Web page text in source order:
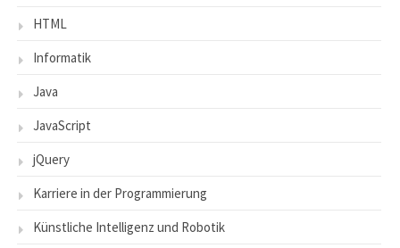
HTML
Informatik
Java
JavaScript
jQuery
Karriere in der Programmierung
Künstliche Intelligenz und Robotik